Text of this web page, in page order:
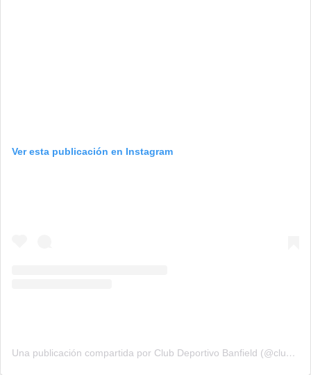
Ver esta publicación en Instagram
Una publicación compartida por Club Deportivo Banfield (@club_deportivo_banfield_cba)